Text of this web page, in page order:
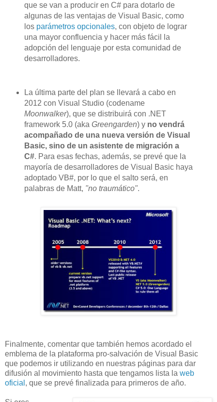
que se van a producir en C# para dotarlo de
algunas de las ventajas de Visual Basic, como
los parámetros opcionales, con objeto de lograr
una mayor confluencia y hacer más fácil la
adopción del lenguaje por esta comunidad de
desarrolladores.
La última parte del plan se llevará a cabo en
2012 con Visual Studio (codename
Moonwalker), que se distribuirá con .NET
framework 5.0 (aka Greengarden) y no vendrá
acompañado de una nueva versión de Visual
Basic, sino de un asistente de migración a
C#. Para esas fechas, además, se prevé que la
mayoría de desarrolladores de Visual Basic haya
adoptado VB#, por lo que el salto será, en
palabras de Matt, "no traumático".
Finalmente, comentar que también hemos acordado el
emblema de la plataforma pro-salvación de Visual Basic
que podemos ir utilizando en nuestras páginas para dar
difusión al movimiento hasta que tengamos lista la web
oficial , que se prevé finalizada para primeros de año.